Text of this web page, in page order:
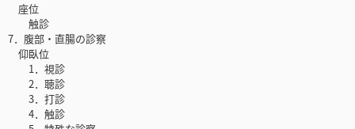
座位
触診
7．腹部・直腸の診察
仰臥位
1．視診
2．聴診
3．打診
4．触診